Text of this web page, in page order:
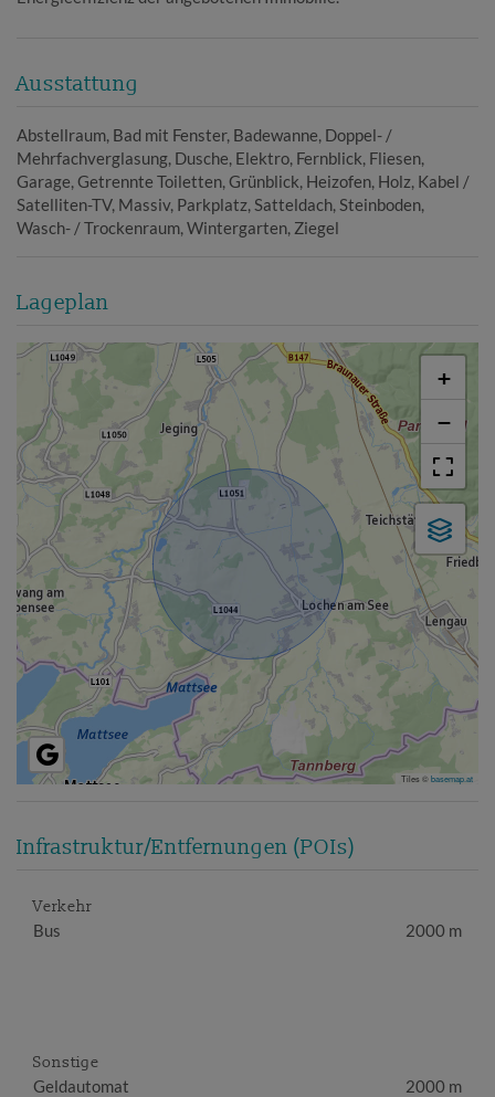
Ausstattung
Abstellraum Bad mit Fenster Badewanne Doppel- /
Mehrfachverglasung Dusche Elektro Fernblick Fliesen
Garage Getrennte Toiletten Grünblick Heizofen Holz Kabel /
Satelliten-TV Massiv Parkplatz Satteldach Steinboden
Wasch- / Trockenraum Wintergarten Ziegel
Lageplan
+
−
Tiles ©basemap.at
Infrastruktur/Entfernungen (POIs)
Verkehr
Bus 2000 m
Sonstige
Geldautomat
2000 m